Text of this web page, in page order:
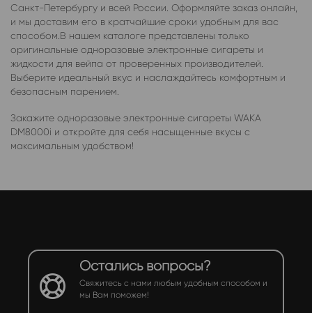
Санкт-Петербургу и всей России. Оформляйте заказ онлайн,
и мы доставим его в кратчайшие сроки удобным для вас
способом.В нашем каталоге представлены только
оригинальные одноразовые электронные сигареты и
жидкости для вейпа от проверенных производителей.
Выберите идеальный вкус и наслаждайтесь комфортным и
безопасным парением.
Закажите одноразовые электронные сигареты WAKA
DM8000i и откройте для себя насыщенные вкусы с
максимальным удобством!
Остались вопросы?
Свяжитесь с нами любым удобным способом и
мы Вам поможем!